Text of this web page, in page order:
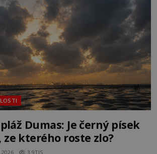
Dumas: Je černý písek
kterého roste zlo?
3.9TIS